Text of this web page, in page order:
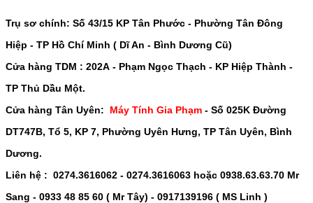
Trụ sơ chính: Số 43/15 KP Tân Phước - Phường Tân Đông
Hiệp - TP Hồ Chí Minh ( Dĩ An - Bình Dương Cũ)
Cửa hàng TDM : 202A - Phạm Ngọc Thạch - KP Hiệp Thành -
TP Thủ Dầu Một.
Cửa hàng Tân Uyên:
Máy Tính Gia Phạm - Số 025K Đường
DT747B, Tổ 5, KP 7, Phường Uyên Hưng, TP Tân Uyên, Bình
Dương.
Liên hệ : 0274.3616062 - 0274.3616063 hoặc 0938.63.63.70 Mr
Sang - 0933 48 85 60 ( Mr Tây) - 0917139196 ( MS Linh )